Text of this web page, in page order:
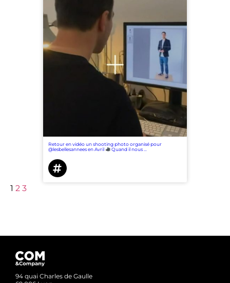
Retour en vidéo un shooting photo organisé pour
@lesbellesannees en Avril
Quand il nous …
1 2 3
94 quai Charles de Gaulle